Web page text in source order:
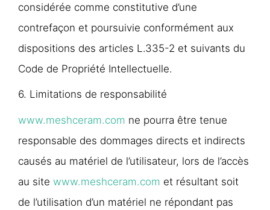
considérée comme constitutive d’une
contrefaçon et poursuivie conformément aux
dispositions des articles L.335-2 et suivants du
Code de Propriété Intellectuelle.
6. Limitations de responsabilité
www.meshceram.com ne pourra être tenue
responsable des dommages directs et indirects
causés au matériel de l’utilisateur, lors de l’accès
au site www.meshceram.com et résultant soit
de l’utilisation d’un matériel ne répondant pas